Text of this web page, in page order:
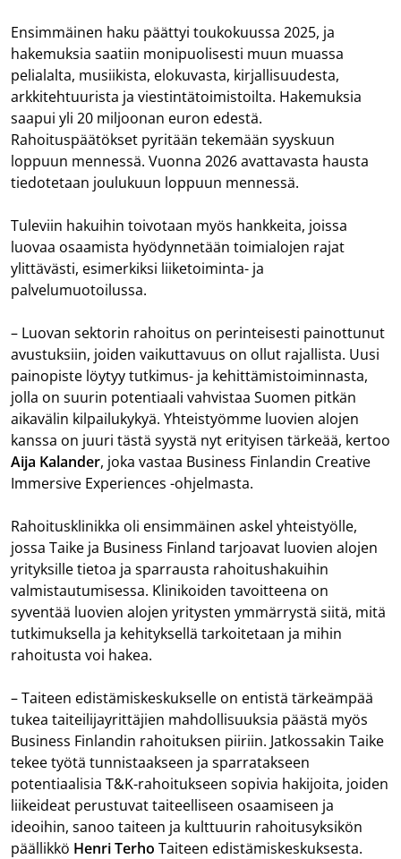
Ensimmäinen haku päättyi toukokuussa 2025, ja
hakemuksia saatiin monipuolisesti muun muassa
pelialalta, musiikista, elokuvasta, kirjallisuudesta,
arkkitehtuurista ja viestintätoimistoilta. Hakemuksia
saapui yli 20 miljoonan euron edestä.
Rahoituspäätökset pyritään tekemään syyskuun
loppuun mennessä. Vuonna 2026 avattavasta hausta
tiedotetaan joulukuun loppuun mennessä.
Tuleviin hakuihin toivotaan myös hankkeita, joissa
luovaa osaamista hyödynnetään toimialojen rajat
ylittävästi, esimerkiksi liiketoiminta- ja
palvelumuotoilussa.
– Luovan sektorin rahoitus on perinteisesti painottunut
avustuksiin, joiden vaikuttavuus on ollut rajallista. Uusi
painopiste löytyy tutkimus- ja kehittämistoiminnasta,
jolla on suurin potentiaali vahvistaa Suomen pitkän
aikavälin kilpailukykyä. Yhteistyömme luovien alojen
kanssa on juuri tästä syystä nyt erityisen tärkeää, kertoo
Aija Kalander, joka vastaa Business Finlandin Creative
Immersive Experiences -ohjelmasta.
Rahoitusklinikka oli ensimmäinen askel yhteistyölle,
jossa Taike ja Business Finland tarjoavat luovien alojen
yrityksille tietoa ja sparrausta rahoitushakuihin
valmistautumisessa. Klinikoiden tavoitteena on
syventää luovien alojen yritysten ymmärrystä siitä, mitä
tutkimuksella ja kehityksellä tarkoitetaan ja mihin
rahoitusta voi hakea.
– Taiteen edistämiskeskukselle on entistä tärkeämpää
tukea taiteilijayrittäjien mahdollisuuksia päästä myös
Business Finlandin rahoituksen piiriin. Jatkossakin Taike
tekee työtä tunnistaakseen ja sparratakseen
potentiaalisia T&K-rahoitukseen sopivia hakijoita, joiden
liikeideat perustuvat taiteelliseen osaamiseen ja
ideoihin, sanoo taiteen ja kulttuurin rahoitusyksikön
päällikkö Henri Terho Taiteen edistämiskeskuksesta.